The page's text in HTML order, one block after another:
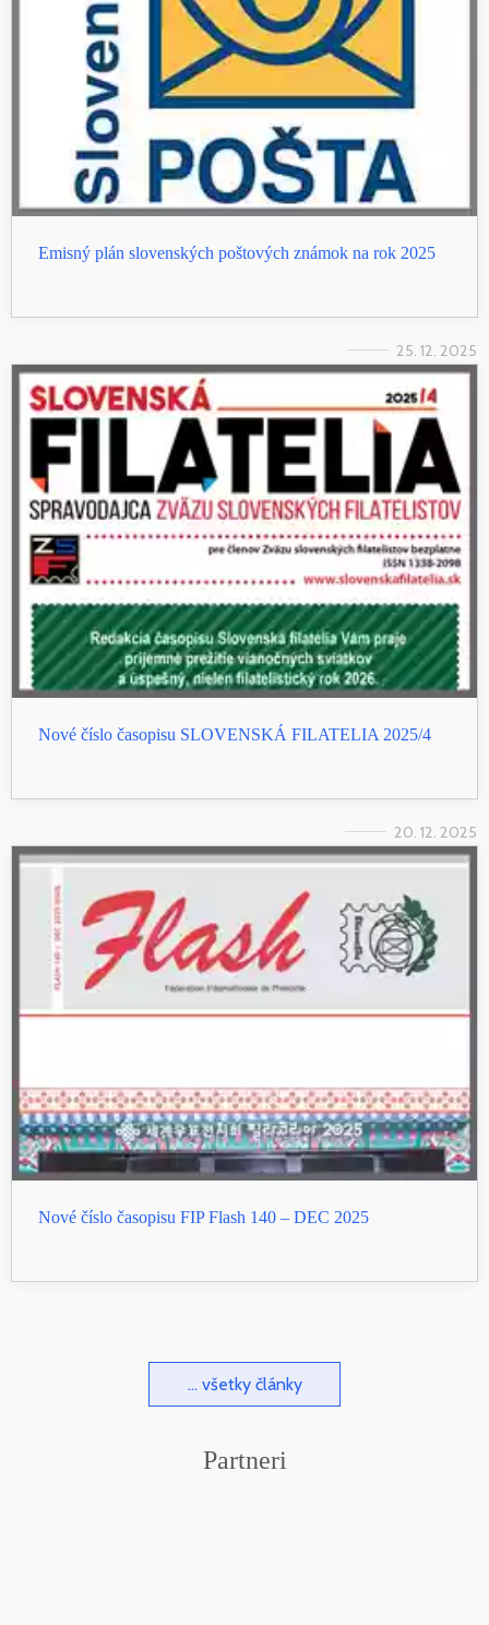
Emisný plán slovenských poštových známok na rok 2025
25. 12. 2025
Nové číslo časopisu SLOVENSKÁ FILATELIA 2025/4
20. 12. 2025
Nové číslo časopisu FIP Flash 140 – DEC 2025
... všetky články
Partneri